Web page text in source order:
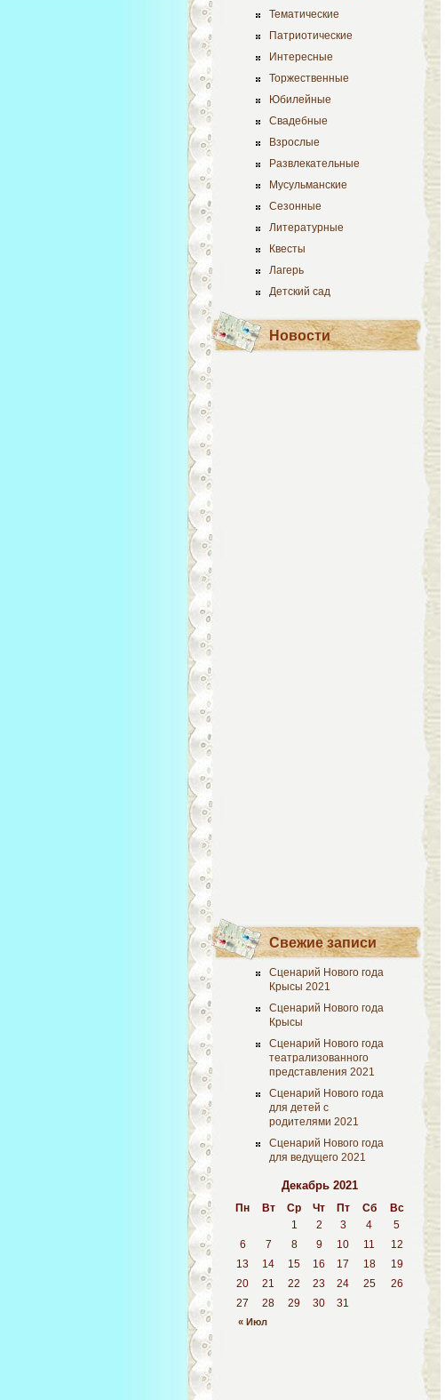
Тематические
Патриотические
Интересные
Торжественные
Юбилейные
Свадебные
Взрослые
Развлекательные
Мусульманские
Сезонные
Литературные
Квесты
Лагерь
Детский сад
Новости
Свежие записи
Сценарий Нового года
Крысы 2021
Сценарий Нового года
Крысы
Сценарий Нового года
театрализованного
представления 2021
Сценарий Нового года
для детей с
родителями 2021
Сценарий Нового года
для ведущего 2021
Декабрь 2021
Пн Вт Ср Чт Пт Сб Вс
« Июл
1 2 3 4
5
6
7 8 9 10 11
12
13
14 15 16 17 18
19
20
21 22 23 24 25
26
27
28 29 30 31